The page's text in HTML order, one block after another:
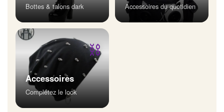
Bottes & talons dark Accessoires du quotidien
⛓
Accessoires
Complétez le look